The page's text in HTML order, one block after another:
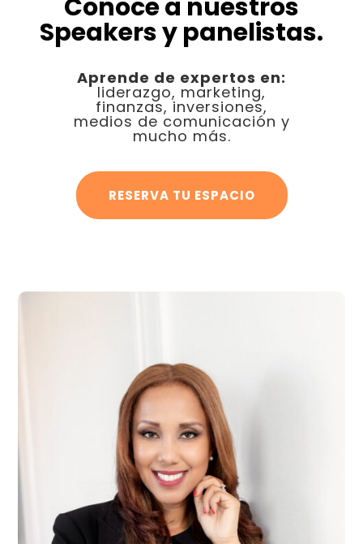
Conoce a nuestros
Speakers y panelistas.
Aprende de expertos en:
liderazgo, marketing,
finanzas, inversiones,
medios de comunicación y
mucho más.
RESERVA TU ESPACIO